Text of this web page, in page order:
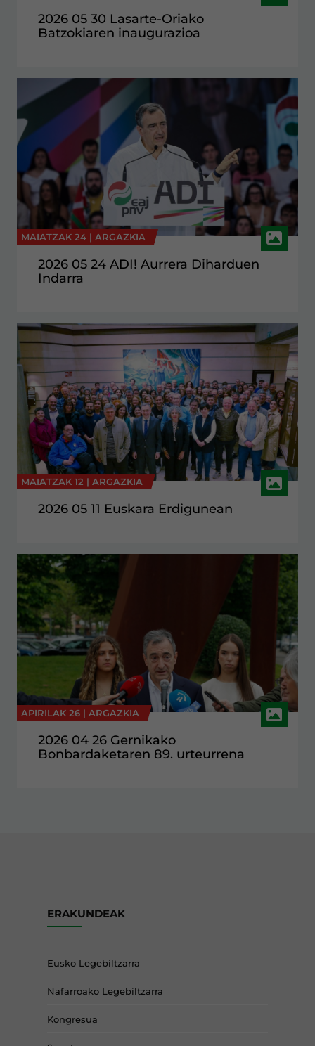
2026 05 30 Lasarte-Oriako
Batzokiaren inaugurazioa
MAIATZAK 24 | ARGAZKIA
2026 05 24 ADI! Aurrera Diharduen
Indarra
MAIATZAK 12 | ARGAZKIA
2026 05 11 Euskara Erdigunean
APIRILAK 26 | ARGAZKIA
2026 04 26 Gernikako
Bonbardaketaren 89. urteurrena
ERAKUNDEAK
Eusko Legebiltzarra
Nafarroako Legebiltzarra
Kongresua